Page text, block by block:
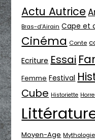
Actu Autrice
Bras-d'Airain Cape et
Cinéma Conte
Ecriture Essai
Femme Festival
Cube Historiette
Moyen-Age Mythologie